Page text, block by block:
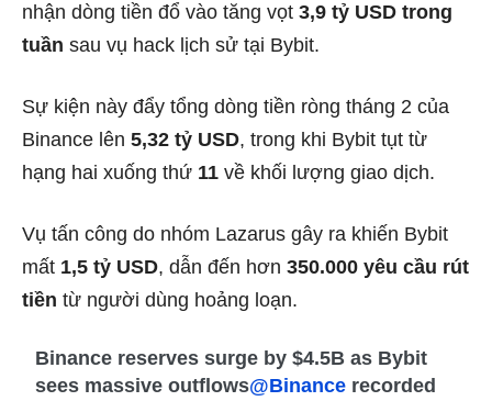
nhận dòng tiền đổ vào tăng vọt 3,9 tỷ USD trong
tuần sau vụ hack lịch sử tại Bybit.
Sự kiện này đẩy tổng dòng tiền ròng tháng 2 của
Binance lên 5,32 tỷ USD, trong khi Bybit tụt từ
hạng hai xuống thứ 11 về khối lượng giao dịch.
Vụ tấn công do nhóm Lazarus gây ra khiến Bybit
mất 1,5 tỷ USD, dẫn đến hơn 350.000 yêu cầu rút
tiền từ người dùng hoảng loạn.
Binance reserves surge by $4.5B as Bybit
sees massive outflows@Binance recorded